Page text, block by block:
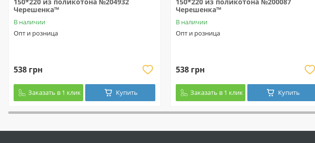
Черешенка™
В наличии
Опт и розница
538 грн
Заказать в 1 клик Купить
Черешенка™
В наличии
Опт и розница
538 грн
Заказать в 1 клик Купить